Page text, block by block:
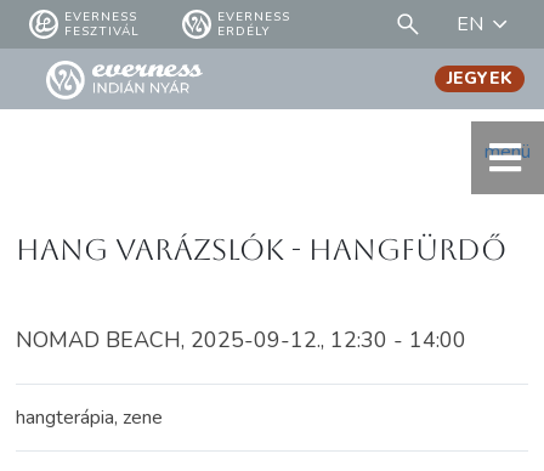
EVERNESS
FESZTIVÁL
EVERNESS
ERDÉLY
EN
menü
JEGYEK
Hang Varázslók - HANGFÜRDŐ
NOMAD BEACH, 2025-09-12., 12:30 - 14:00
hangterápia, zene